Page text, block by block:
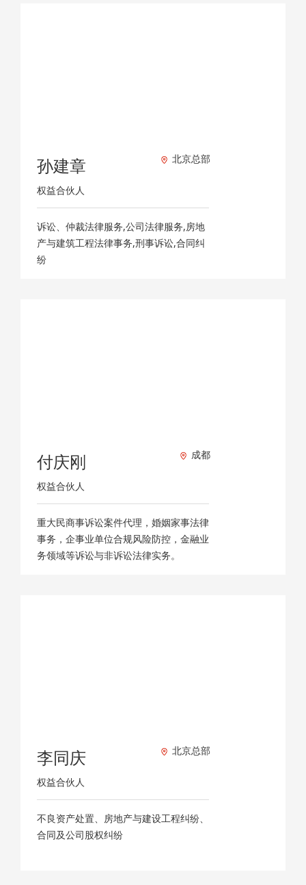
孙建章
权益合伙人
北京总部
诉讼、仲裁法律服务,公司法律服务,房地
产与建筑工程法律事务,刑事诉讼,合同纠
纷
付庆刚
权益合伙人
成都
重大民商事诉讼案件代理，婚姻家事法律
事务，企事业单位合规风险防控，金融业
务领域等诉讼与非诉讼法律实务。
李同庆
权益合伙人
北京总部
不良资产处置、房地产与建设工程纠纷、
合同及公司股权纠纷